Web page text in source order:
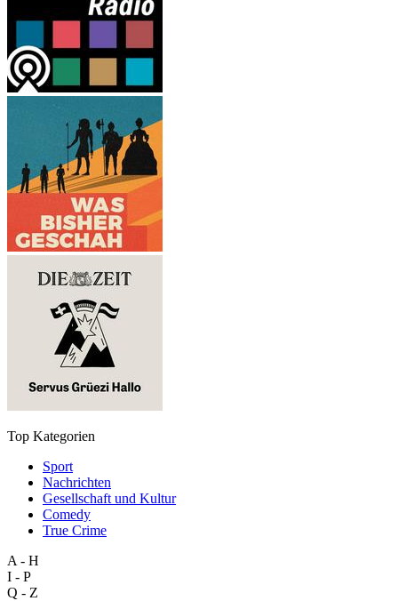
Top Kategorien
Sport
Nachrichten
Gesellschaft und Kultur
Comedy
True Crime
A - H
I - P
Q - Z